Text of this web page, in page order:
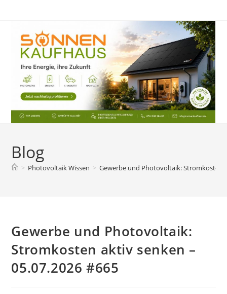
Blog
> Photovoltaik Wissen > Gewerbe und Photovoltaik: Stromkosten
Gewerbe und Photovoltaik:
Stromkosten aktiv senken –
05.07.2026 #665